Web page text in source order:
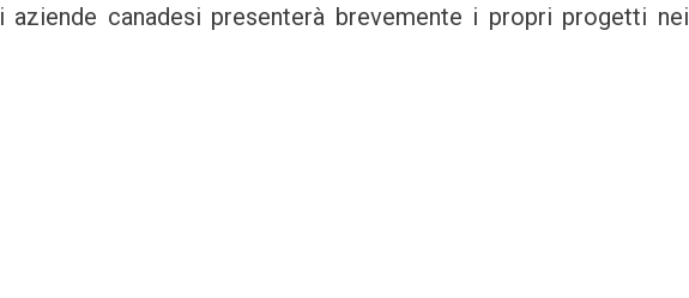
aziende canadesi presenterà brevemente i propri progetti nei